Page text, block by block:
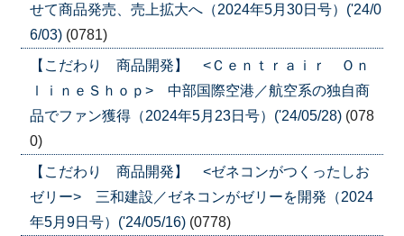
せて商品発売、売上拡大へ（2024年5月30日号）('24/0
6/03) (0781)
【こだわり 商品開発】 <Ｃｅｎｔｒａｉｒ Ｏｎ
ｌｉｎｅＳｈｏｐ> 中部国際空港／航空系の独自商
品でファン獲得（2024年5月23日号）('24/05/28) (078
0)
【こだわり 商品開発】 <ゼネコンがつくったしお
ゼリー> 三和建設／ゼネコンがゼリーを開発（2024
年5月9日号）('24/05/16) (0778)